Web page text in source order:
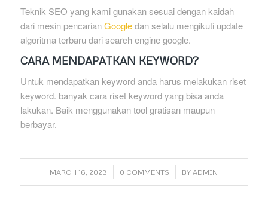
Teknik SEO yang kami gunakan sesuai dengan kaidah
dari mesin pencarianGoogledan selalu mengikuti update
algoritma terbaru dari search engine google.
CARA MENDAPATKAN KEYWORD?
Untuk mendapatkan keyword anda harus melakukan riset
keyword. banyak cara riset keyword yang bisa anda
lakukan. Baik menggunakan tool gratisan maupun
berbayar.
MARCH 16, 2023
/ 0 COMMENTS
/ BYADMIN